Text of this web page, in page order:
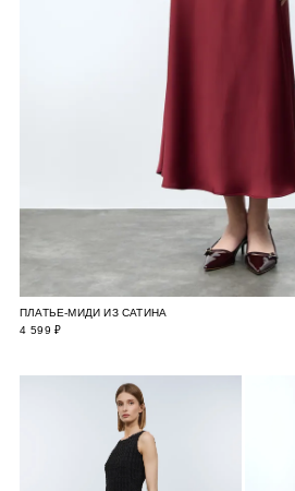
ПЛАТЬЕ-МИДИ ИЗ САТИНА
4 599 ₽